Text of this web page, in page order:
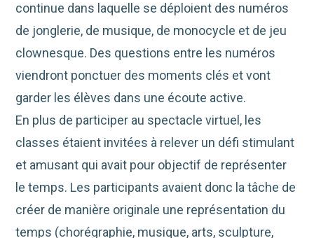
continue dans laquelle se déploient des numéros
de jonglerie, de musique, de monocycle et de jeu
clownesque. Des questions entre les numéros
viendront ponctuer des moments clés et vont
garder les élèves dans une écoute active.
En plus de participer au spectacle virtuel, les
classes étaient invitées à relever un défi stimulant
et amusant qui avait pour objectif de représenter
le temps. Les participants avaient donc la tâche de
créer de manière originale une représentation du
temps (chorégraphie, musique, arts, sculpture,